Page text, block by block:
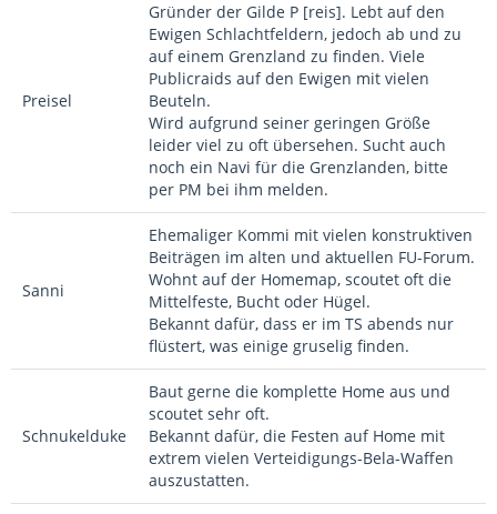
Preisel
Gründer der Gilde P [reis]. Lebt auf den
Ewigen Schlachtfeldern, jedoch ab und zu
auf einem Grenzland zu finden. Viele
Publicraids auf den Ewigen mit vielen
Beuteln.
Wird aufgrund seiner geringen Größe
leider viel zu oft übersehen. Sucht auch
noch ein Navi für die Grenzlanden, bitte
per PM bei ihm melden.
Sanni
Ehemaliger Kommi mit vielen konstruktiven
Beiträgen im alten und aktuellen FU-Forum.
Wohnt auf der Homemap, scoutet oft die
Mittelfeste, Bucht oder Hügel.
Bekannt dafür, dass er im TS abends nur
flüstert, was einige gruselig finden.
Schnukelduke
Baut gerne die komplette Home aus und
scoutet sehr oft.
Bekannt dafür, die Festen auf Home mit
extrem vielen Verteidigungs-Bela-Waffen
auszustatten.